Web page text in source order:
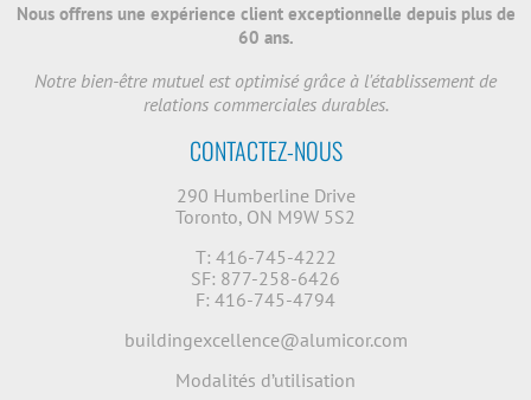
Nous offrens une expérience client exceptionnelle depuis plus de
60 ans.
Notre bien-être mutuel est optimisé grâce à l'établissement de
relations commerciales durables.
CONTACTEZ-NOUS
290 Humberline Drive
Toronto, ON M9W 5S2
T: 416-745-4222
SF: 877-258-6426
F: 416-745-4794
buildingexcellence@alumicor.com
Modalités d’utilisation